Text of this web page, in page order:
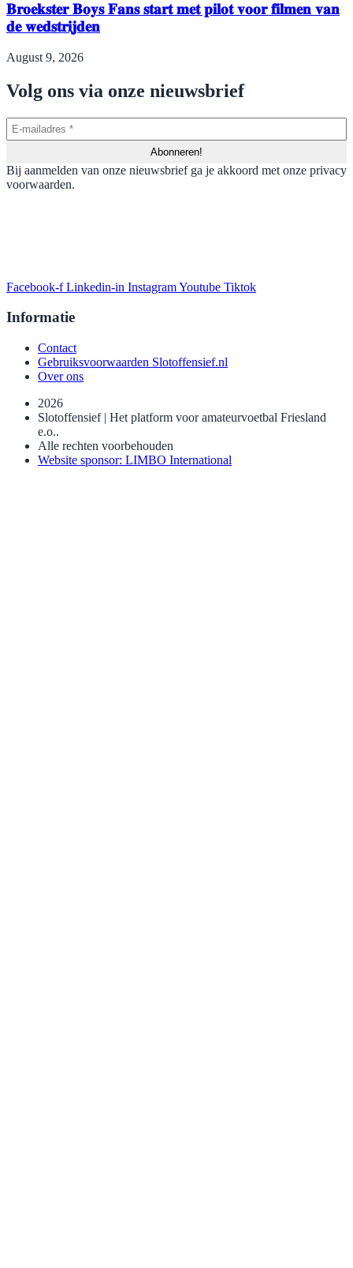
𝐁𝐫𝐨𝐞𝐤𝐬𝐭𝐞𝐫 𝐁𝐨𝐲𝐬 𝐅𝐚𝐧𝐬 𝐬𝐭𝐚𝐫𝐭 𝐦𝐞𝐭 𝐩𝐢𝐥𝐨𝐭 𝐯𝐨𝐨𝐫 𝐟𝐢𝐥𝐦𝐞𝐧 𝐯𝐚𝐧
𝐝𝐞 𝐰𝐞𝐝𝐬𝐭𝐫𝐢𝐣𝐝𝐞𝐧
August 9, 2026
Volg ons via onze nieuwsbrief
Bij aanmelden van onze nieuwsbrief ga je akkoord met onze privacy
voorwaarden.
Facebook-f Linkedin-in InstagramYoutube Tiktok
Informatie
Contact
Gebruiksvoorwaarden Slotoffensief.nl
Over ons
2026
Slotoffensief | Het platform voor amateurvoetbal Friesland
e.o..
Alle rechten voorbehouden
Website sponsor: LIMBO International